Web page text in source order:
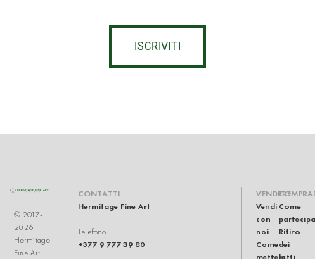
ISCRIVITI
© 2017-
2026
Hermitage
Fine Art
CONTATTI
Hermitage Fine Art
Telefono
+377 9 777 39 80
VENDERE
Vendi
con
noi
Come
mettere
Come
Ritiro
dei
lotti